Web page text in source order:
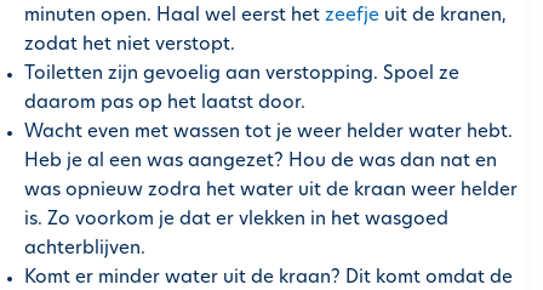
minuten open. Haal wel eerst het zeefje uit de kranen,
zodat het niet verstopt.
Toiletten zijn gevoelig aan verstopping. Spoel ze
daarom pas op het laatst door.
Wacht even met wassen tot je weer helder water hebt.
Heb je al een was aangezet? Hou de was dan nat en
was opnieuw zodra het water uit de kraan weer helder
is. Zo voorkom je dat er vlekken in het wasgoed
achterblijven.
Komt er minder water uit de kraan? Dit komt omdat de